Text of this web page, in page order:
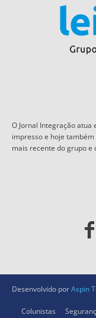
O Jornal Integração atua
impresso e hoje
mais recente do grupo e
Desenvolvido porAspin
Colunistas